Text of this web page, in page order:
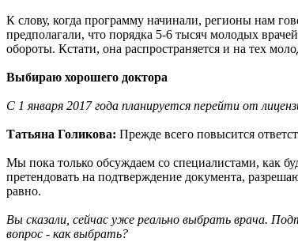
К слову, когда программу начинали, регионы нам
предполагали, что порядка 5-6 тысяч молодых
обороты. Кстати, она распространяется и на тех
Выбираю хорошего доктора
С 1 января 2017 года планируется перейти от
Татьяна Голикова: Прежде всего повысится
Мы пока только обсуждаем со специалистами, как
претендовать на подтверждение документа,
равно.
Вы сказали, сейчас уже реально выбрать врача.
вопрос - как выбрать?